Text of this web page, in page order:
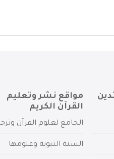
مواقع نشر وتعليم
القرآن الكريم
الجامع لعلوم القرآن
السنة النبوية وعلومها